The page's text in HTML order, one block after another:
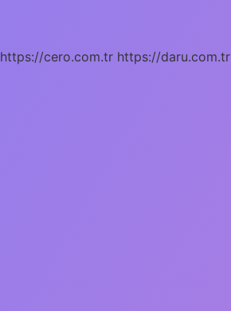
https://cero.com.tr https://daru.com.tr